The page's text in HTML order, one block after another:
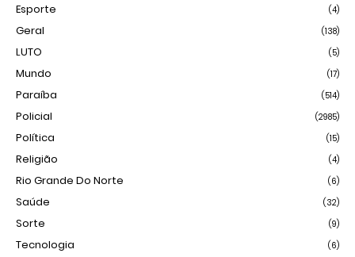
Esporte (4)
Geral (138)
LUTO (5)
Mundo (17)
Paraíba (514)
Policial (2985)
Política (15)
Religião (4)
Rio Grande Do Norte (6)
Saúde (32)
Sorte (9)
Tecnologia (6)